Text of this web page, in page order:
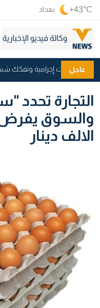
+43°C بغداد
عاجل
شبكات إجرامية وتفكك شبكة
التجارة تحدد
والسوق يفرض
الالف دينار